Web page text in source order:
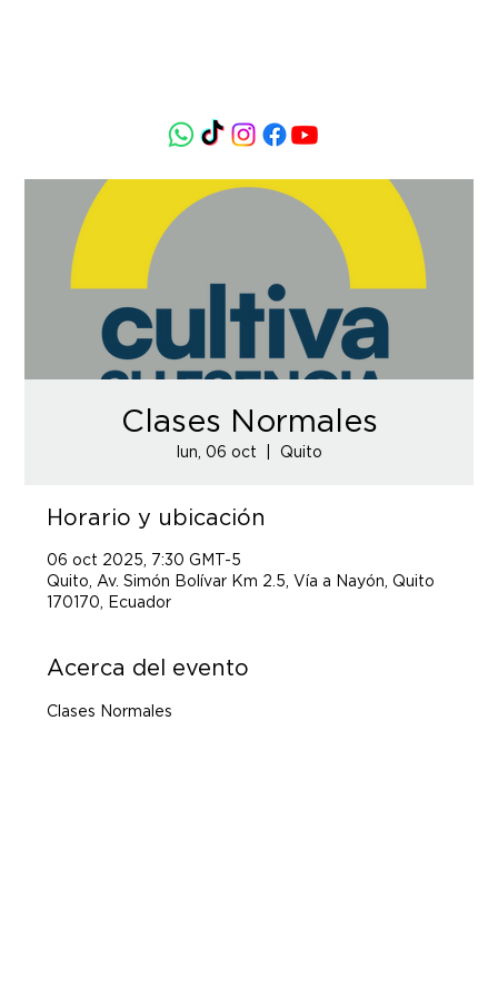
Clases Normales
lun, 06 oct Quito
Horario y ubicación
06 oct 2025, 7:30 GMT-5
Quito, Av. Simón Bolívar Km 2.5, Vía a Nayón, Quito
170170, Ecuador
Acerca del evento
Clases Normales